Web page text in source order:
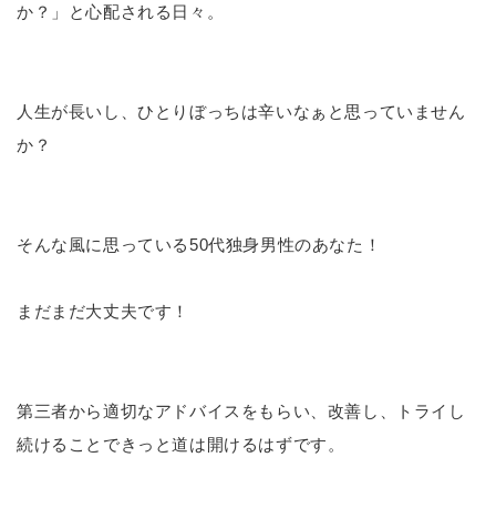
か？」と心配される日々。
人生が長いし、ひとりぼっちは辛いなぁと思っていません
か？
そんな風に思っている50代独身男性のあなた！
まだまだ大丈夫です！
第三者から適切なアドバイスをもらい、改善し、トライし
続けることできっと道は開けるはずです。